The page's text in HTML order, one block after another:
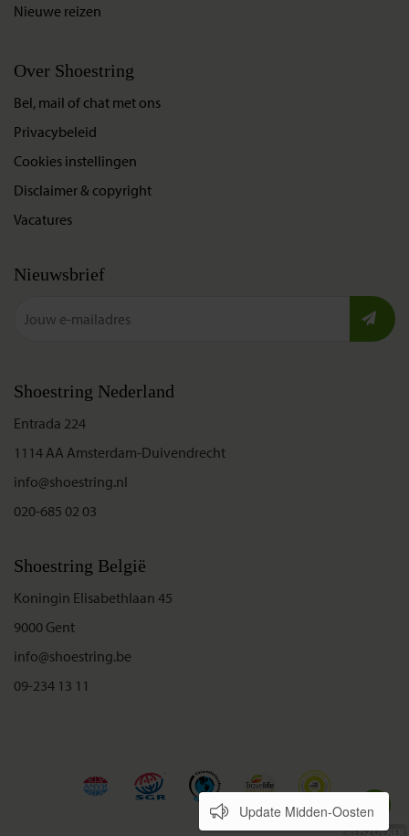
REISZOEKER
Nieuwe reizen
Over Shoestring
Bel, mail of chat met ons
Privacybeleid
Cookies instellingen
Disclaimer & copyright
Vacatures
Nieuwsbrief
Shoestring Nederland
Entrada 224
1114 AA Amsterdam-Duivendrecht
info@shoestring.nl
020-685 02 03
Shoestring België
Koningin Elisabethlaan 45
9000 Gent
info@shoestring.be
09-234 13 11
Update Midden-Oosten